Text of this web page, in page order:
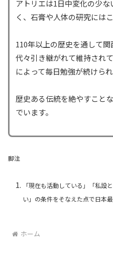
アトリエは1日中変化の少
く、石膏や人体の研究には
110年以上の歴史を通して
代々引き継がれて維持され
によって毎日勉強が続けられ
歴史ある伝統を絶やすこと
でいます。
脚注
「現在も活動している」「私設
い」の条件をそなえた点で日本
ホーム